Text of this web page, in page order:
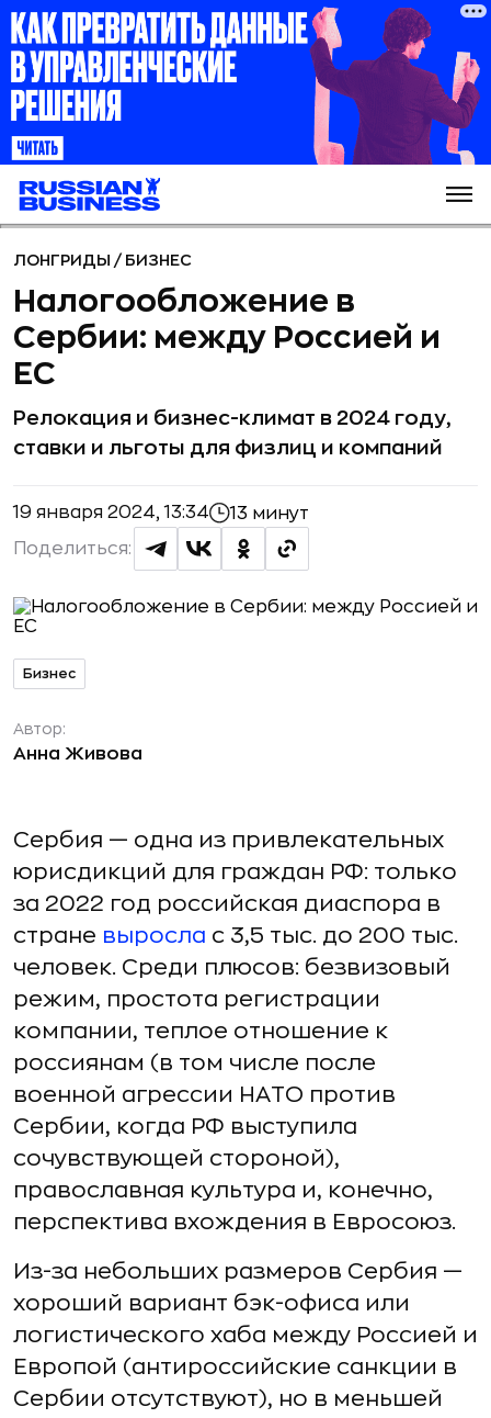
ЛОНГРИДЫ / БИЗНЕС
Налогообложение в
Сербии: между Россией и
ЕС
Релокация и бизнес-климат в 2024 году,
ставки и льготы для физлиц и компаний
19 января 2024, 13:34 13 минут
Поделиться:
Бизнес
Автор:
Анна Живова
Сербия — одна из привлекательных
юрисдикций для граждан РФ: только
за 2022 год российская диаспора в
стране выросла с 3,5 тыс. до 200 тыс.
человек. Среди плюсов: безвизовый
режим, простота регистрации
компании, теплое отношение к
россиянам (в том числе после
военной агрессии НАТО против
Сербии, когда РФ выступила
сочувствующей стороной),
православная культура и, конечно,
перспектива вхождения в Евросоюз.
Из-за небольших размеров Сербия —
хороший вариант бэк-офиса или
логистического хаба между Россией и
Европой (антироссийские санкции в
Сербии отсутствуют), но в меньшей